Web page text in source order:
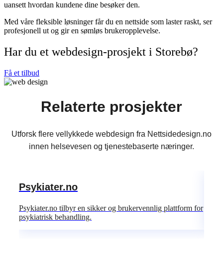
uansett hvordan kundene dine besøker den.
Med våre fleksible løsninger får du en nettside som laster raskt, ser
profesjonell ut og gir en sømløs brukeropplevelse.
Har du et webdesign-prosjekt i Storebø?
Få et tilbud
Relaterte prosjekter
Utforsk flere vellykkede webdesign fra Nettsidedesign.no
innen helsevesen og tjenestebaserte næringer.
Psykiater.no
Psykiater.no tilbyr en sikker og brukervennlig plattform for
psykiatrisk behandling.